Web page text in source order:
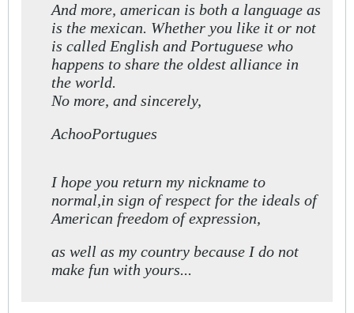
And more, american is both a language as
is the mexican. Whether you like it or not
is called English and Portuguese who
happens to share the oldest alliance in
the world.
No more, and sincerely,
AchooPortugues
I hope you return my nickname to
normal,in sign of respect for the ideals of
American freedom of expression,
as well as my country because I do not
make fun with yours...